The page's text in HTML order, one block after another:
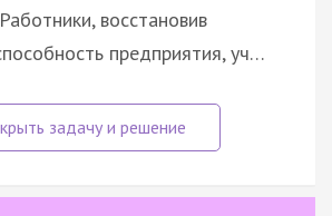
восстановив
предприятия, уч…